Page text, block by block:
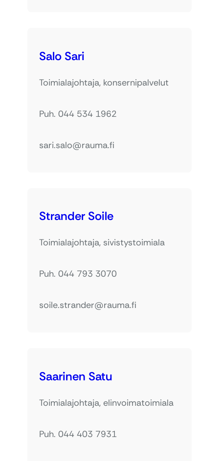
Salo Sari
Toimialajohtaja, konsernipalvelut
Puh. 044 534 1962
sari.salo@rauma.fi
Strander Soile
Toimialajohtaja, sivistystoimiala
Puh. 044 793 3070
soile.strander@rauma.fi
Saarinen Satu
Toimialajohtaja, elinvoimatoimiala
Puh. 044 403 7931